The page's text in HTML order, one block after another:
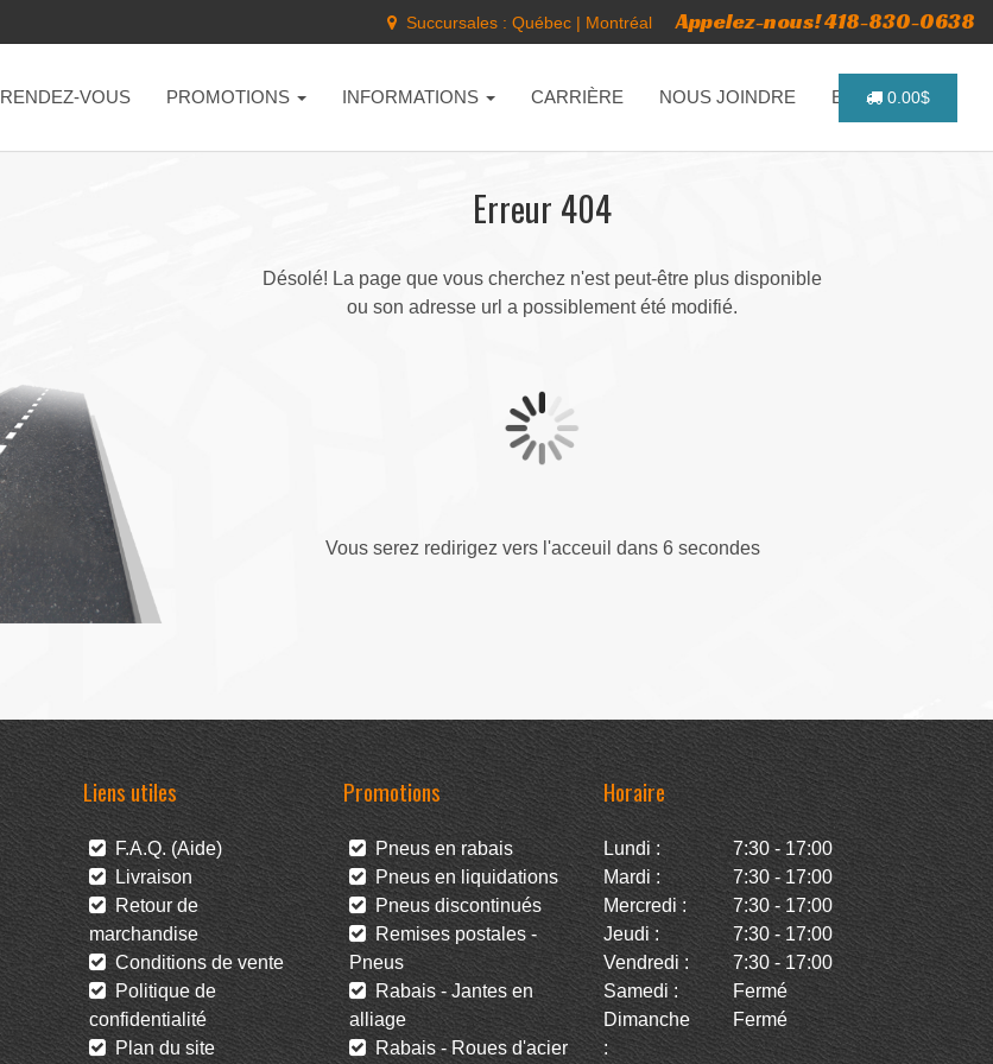
Succursales : Québec | Montréal Appelez-nous! 418-830-0638
RENDEZ-VOUS PROMOTIONS INFORMATIONS CARRIÈRE NOUS JOINDRE ENGLISH
0.00$
Erreur 404
Désolé! La page que vous cherchez n'est peut-être plus disponible
ou son adresse url a possiblement été modifié.
Vous serez redirigez vers l'acceuil dans 5 secondes
Liens utiles
F.A.Q. (Aide)
Livraison
Retour de
marchandise
Conditions de vente
Politique de
confidentialité
Plan du site
Promotions
Pneus en rabais
Pneus en liquidations
Pneus discontinués
Remises postales -
Pneus
Rabais - Jantes en
alliage
Rabais - Roues d'acier
Horaire
Lundi :
7:30 - 17:00
Mardi :
7:30 - 17:00
Mercredi :
7:30 - 17:00
Jeudi :
7:30 - 17:00
Vendredi :
7:30 - 17:00
Samedi :
Fermé
Dimanche
:
Fermé